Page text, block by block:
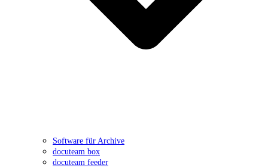
Software für Archive
docuteam box
docuteam feeder